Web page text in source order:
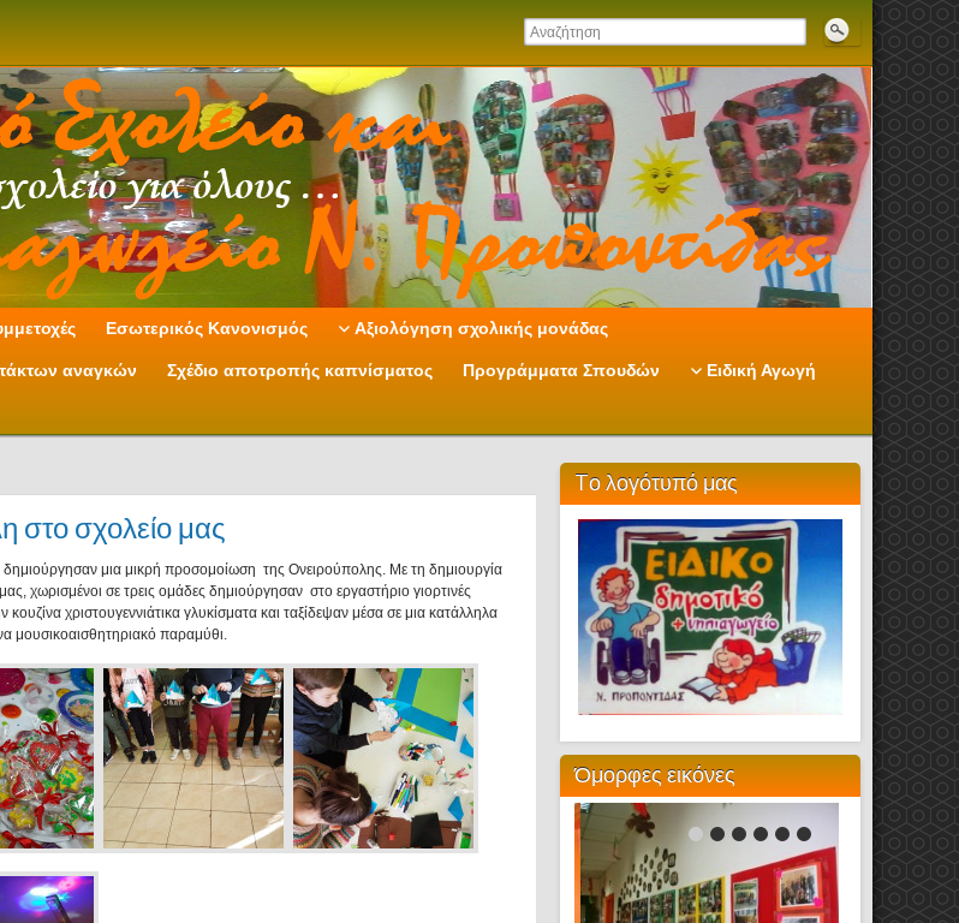
Εσωτερικός Κανονισμός Αξιολόγηση σχολικής μονάδας
αναγκών Σχέδιο αποτροπής καπνίσματος Προγράμματα Σπουδών Ειδική Αγωγή
στο σχολείο μας
δημιούργησαν μια μικρή προσομοίωση της Ονειρούπολης. Με τη δημιουργία
χωρισμένοι σε τρεις ομάδες δημιούργησαν στο εργαστήριο γιορτινές
κουζίνα χριστουγεννιάτικα γλυκίσματα και ταξίδεψαν μέσα σε μια κατάλληλα
μουσικοαισθητηριακό παραμύθι.
Tο λογότυπό μας
Όμορφες εικόνες